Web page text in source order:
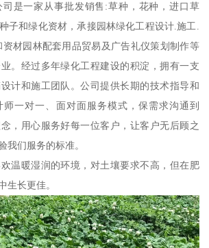
是一家从事批发销售:草种，花种，进口草
子和绿化资材，承接园林绿化工程设计.施工.
材园林配套用品贸易及广告礼仪策划制作等
。经过多年绿化工程建设的积淀，拥有一支
计和施工团队。公司提供长期的技术指导和
一对一、面对面服务模式，保需求沟通到
，用心服务好每一位客户，让客户无后顾之
我们服务的标准。
温暖湿润的环境，对土壤要求不高，但在肥
生长更佳。